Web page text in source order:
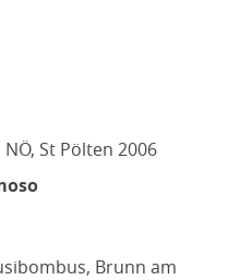
St Pölten 2006
Brunn am